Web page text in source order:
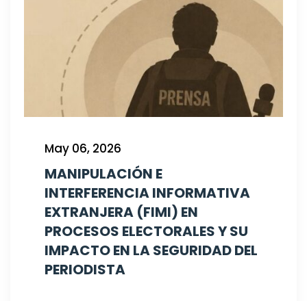
May 06, 2026
MANIPULACIÓN E
INTERFERENCIA INFORMATIVA
EXTRANJERA (FIMI) EN
PROCESOS ELECTORALES Y SU
IMPACTO EN LA SEGURIDAD DEL
PERIODISTA